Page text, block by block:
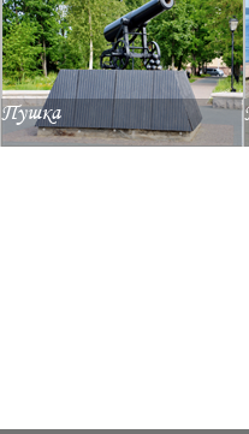
Пушка